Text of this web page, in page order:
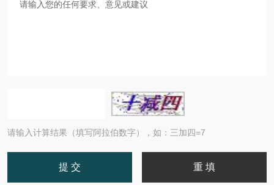
请输入计算结果（填写阿拉伯数字），如：三加四=7